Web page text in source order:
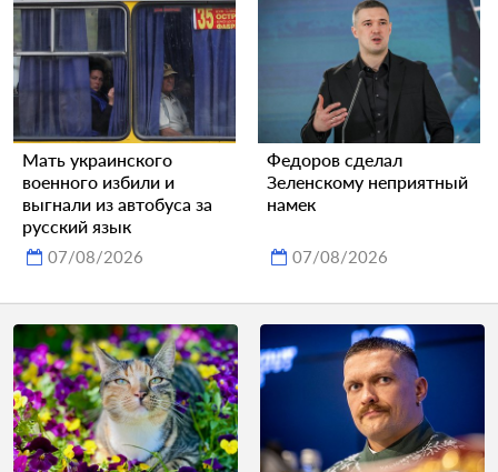
Мать украинского
военного избили и
выгнали из автобуса за
русский язык
07/08/2026
Федоров сделал
Зеленскому неприятный
намек
07/08/2026